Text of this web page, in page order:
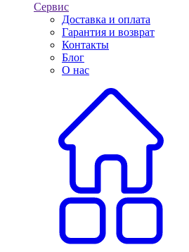
Сервис
Доставка и оплата
Гарантия и возврат
Контакты
Блог
О нас